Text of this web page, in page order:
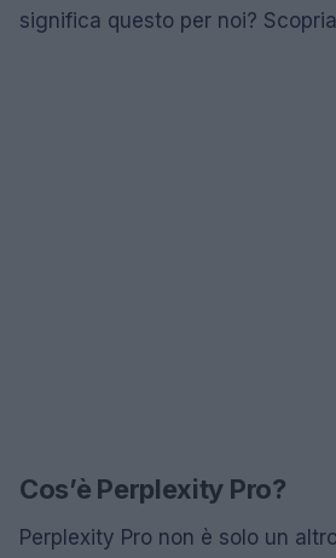
significa questo per noi?
Cos’è Perplexity Pro?
Perplexity Pro non è solo un